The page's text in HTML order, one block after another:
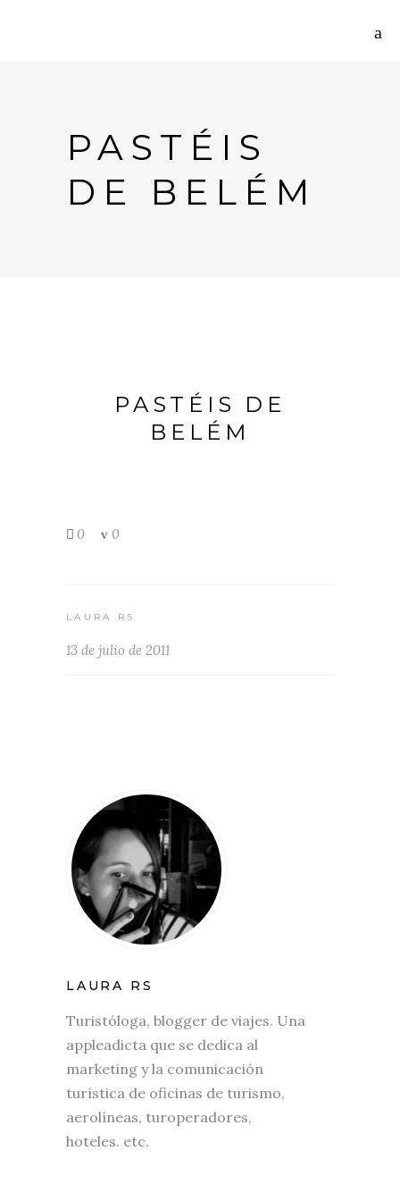
PASTÉIS
DE BELÉM
PASTÉIS DE
BELÉM
0 0
LAURA RS
13 de julio de 2011
LAURA RS
Turistóloga, blogger de viajes. Una
appleadicta que se dedica al
marketing y la comunicación
turística de oficinas de turismo,
aerolíneas, turoperadores,
hoteles. etc.